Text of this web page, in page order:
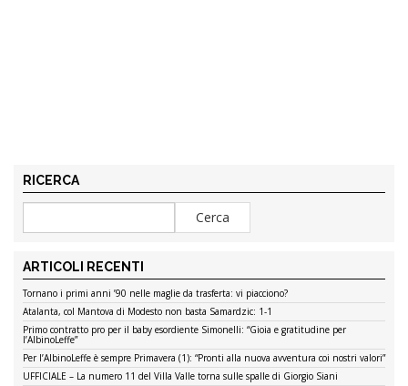
RICERCA
ARTICOLI RECENTI
Tornano i primi anni ’90 nelle maglie da trasferta: vi piacciono?
Atalanta, col Mantova di Modesto non basta Samardzic: 1-1
Primo contratto pro per il baby esordiente Simonelli: “Gioia e gratitudine per
l’AlbinoLeffe”
Per l’AlbinoLeffe è sempre Primavera (1): “Pronti alla nuova avventura coi nostri valori”
UFFICIALE – La numero 11 del Villa Valle torna sulle spalle di Giorgio Siani